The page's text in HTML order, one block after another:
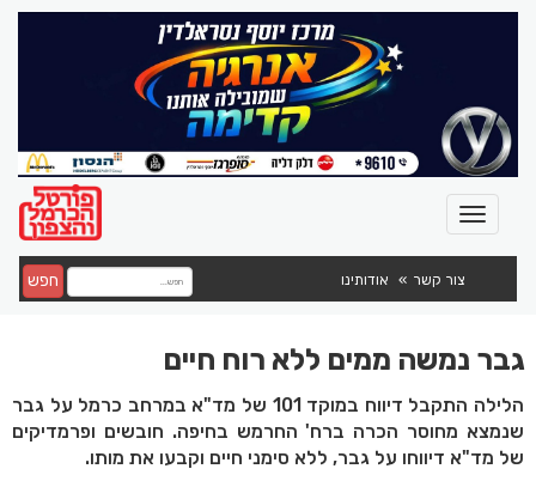
צור קשר אודותינו חפש
גבר נמשה ממים ללא רוח חיים
הלילה התקבל דיווח במוקד 101 של מד"א במרחב כרמל על גבר
שנמצא מחוסר הכרה ברח' החרמש בחיפה. חובשים ופרמדיקים
של מד"א דיווחו על גבר, ללא סימני חיים וקבעו את מותו.